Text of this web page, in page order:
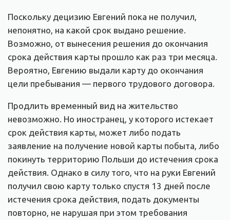
Поскольку децизию Евгений пока не получил,
непонятно, на какой срок выдано решение.
Возможно, от вынесения решения до окончания
срока действия карты прошло как раз три месяца.
Вероятно, Евгению выдали карту до окончания
цели пребывания — первого трудового договора.
Продлить временный вид на жительство
невозможно. Но иностранец, у которого истекает
срок действия карты, может либо подать
заявление на получение новой карты побыта, либо
покинуть территорию Польши до истечения срока
действия. Однако в силу того, что на руки Евгений
получил свою карту только спустя 13 дней после
истечения срока действия, подать документы
повторно, не нарушая при этом требования